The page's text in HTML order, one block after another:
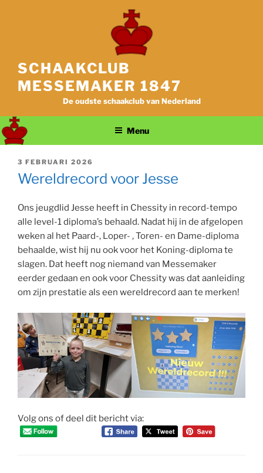
SCHAAKCLUB
MESSEMAKER 1847
De oudste schaakclub van Nederland
Menu
GEPLAATST
OP
3 FEBRUARI 2026
Wereldrecord voor Jesse
Ons jeugdlid Jesse heeft in Chessity in record-tempo
alle level-1 diploma’s behaald. Nadat hij in de afgelopen
weken al het Paard-, Loper- , Toren- en Dame-diploma
behaalde, wist hij nu ook voor het Koning-diploma te
slagen. Dat heeft nog niemand van Messemaker
eerder gedaan en ook voor Chessity was dat aanleiding
om zijn prestatie als een wereldrecord aan te merken!
Volg ons of deel dit bericht via: